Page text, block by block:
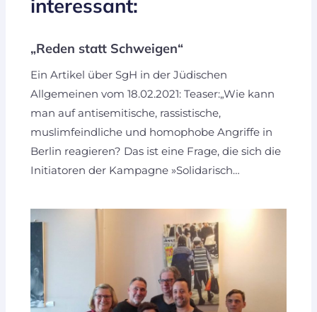
interessant:
„Reden statt Schweigen“
Ein Artikel über SgH in der Jüdischen
Allgemeinen vom 18.02.2021: Teaser:„Wie kann
man auf antisemitische, rassistische,
muslimfeindliche und homophobe Angriffe in
Berlin reagieren? Das ist eine Frage, die sich die
Initiatoren der Kampagne »Solidarisch…